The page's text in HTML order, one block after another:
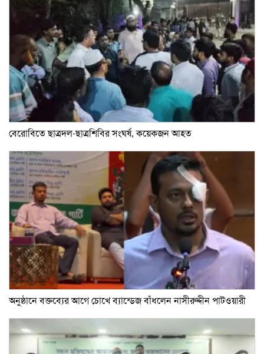
বেরোবিতে ছাত্রদল-ছাত্রশিবির সংঘর্ষ, কয়েকজন আহত
অনুষ্ঠানে বক্তব্যের আগে চোখে ব্যান্ডেজ বাঁধলেন নাসীরুদ্দীন পাটওয়ারী